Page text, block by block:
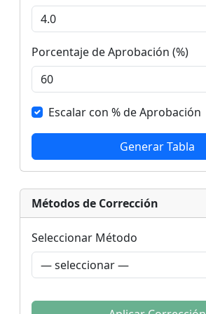
Porcentaje de Aprobación (%)
Escalar con % de Aprobación
Generar Tabla
Métodos de Corrección
Seleccionar Método